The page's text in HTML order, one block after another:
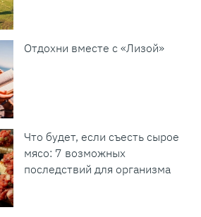
Отдохни вместе с «Лизой»
Что будет, если съесть сырое
мясо: 7 возможных
последствий для организма